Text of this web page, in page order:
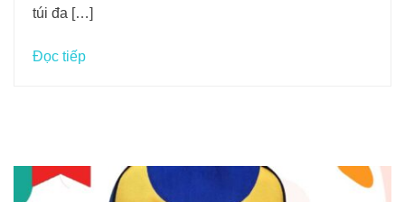
túi đa […]
Đọc tiếp